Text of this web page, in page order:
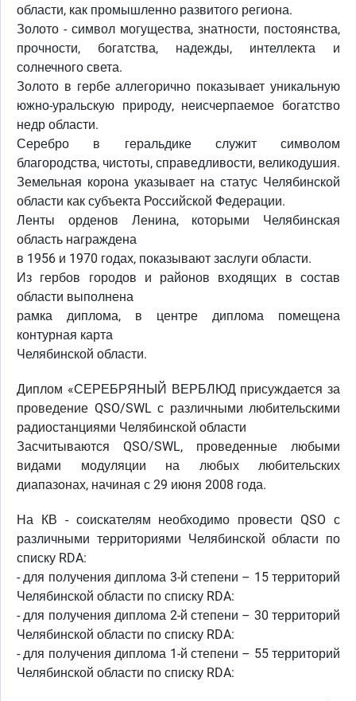
области, как промышленно развитого региона.
Золото - символ могущества, знатности, постоянства,
прочности, богатства, надежды, интеллекта и
солнечного света.
Золото в гербе аллегорично показывает уникальную
южно-уральскую природу, неисчерпаемое богатство
недр области.
Серебро в геральдике служит символом
благородства, чистоты, справедливости, великодушия.
Земельная корона указывает на статус Челябинской
области как субъекта Российской Федерации.
Ленты орденов Ленина, которыми Челябинская
область награждена
в 1956 и 1970 годах, показывают заслуги области.
Из гербов городов и районов входящих в состав
области выполнена
рамка диплома, в центре диплома помещена
контурная карта
Челябинской области.
Диплом «СЕРЕБРЯНЫЙ ВЕРБЛЮД присуждается за
проведение QSO/SWL с различными любительскими
радиостанциями Челябинской области
Засчитываются QSO/SWL, проведенные любыми
видами модуляции на любых любительских
диапазонах, начиная с 29 июня 2008 года.
На КВ - соискателям необходимо провести QSO с
различными территориями Челябинской области по
списку RDA:
- для получения диплома 3-й степени – 15 территорий
Челябинской области по списку RDA:
- для получения диплома 2-й степени – 30 территорий
Челябинской области по списку RDA:
- для получения диплома 1-й степени – 55 территорий
Челябинской области по списку RDA: